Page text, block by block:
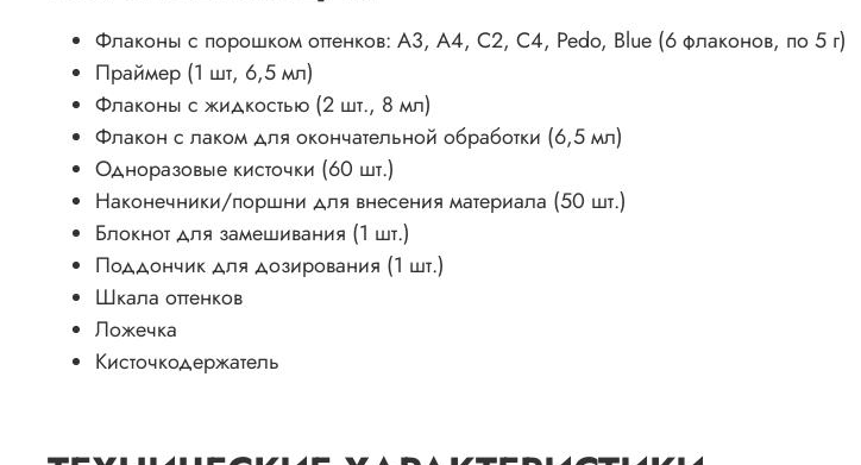
Флаконы с порошком оттенков: А3, А4, С2, С4, Pedo, Blue (6 флаконов, по 5 г)
Праймер (1 шт, 6,5 мл)
Флаконы с жидкостью (2 шт., 8 мл)
Флакон с лаком для окончательной обработки (6,5 мл)
Одноразовые кисточки (60 шт.)
Наконечники/поршни для внесения материала (50 шт.)
Блокнот для замешивания (1 шт.)
Поддончик для дозирования (1 шт.)
Шкала оттенков
Ложечка
Кисточкодержатель